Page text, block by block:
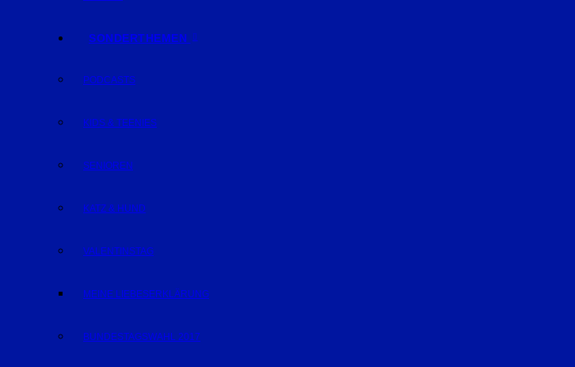
SONDERTHEMEN
PODCASTS
KIDS & TEENIES
SENIOREN
KATZ & HUND
VALENTINSTAG
MEINE LIEBESERKLÄRUNG
BUNDESTAGSWAHL 2017